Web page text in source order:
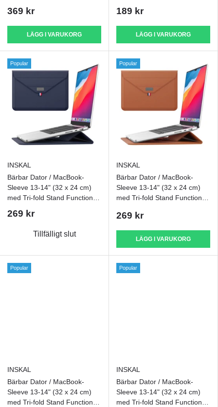
369 kr
LÄGG I VARUKORG
189 kr
LÄGG I VARUKORG
Popular
INSKAL
Bärbar Dator / MacBook-
Sleeve 13-14" (32 x 24 cm)
med Tri-fold Stand Function -
269 kr
Tillfälligt slut
Popular
INSKAL
Bärbar Dator / MacBook-
Sleeve 13-14" (32 x 24 cm)
med Tri-fold Stand Function -
269 kr
LÄGG I VARUKORG
Popular
INSKAL
Bärbar Dator / MacBook-
Sleeve 13-14" (32 x 24 cm)
med Tri-fold Stand Function -
Popular
INSKAL
Bärbar Dator / MacBook-
Sleeve 13-14" (32 x 24 cm)
med Tri-fold Stand Function -